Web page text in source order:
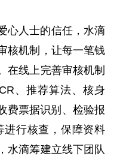
心人士的信任，水滴
核机制，让每一笔钱
在线上完善审核机制
、推荐算法、核身
费票据识别、检验报
进行核查，保障资料
水滴筹建立线下团队